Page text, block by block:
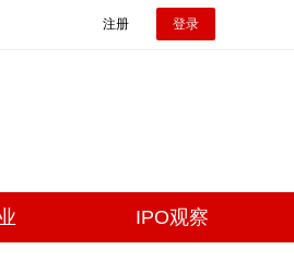
注册 登录
IPO观察